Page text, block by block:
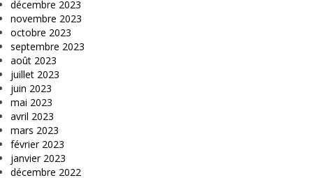
décembre 2023
novembre 2023
octobre 2023
septembre 2023
août 2023
juillet 2023
juin 2023
mai 2023
avril 2023
mars 2023
février 2023
janvier 2023
décembre 2022